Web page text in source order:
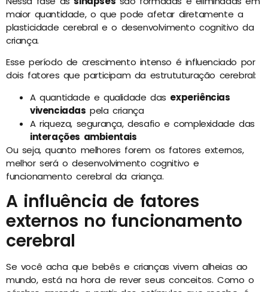
maior quantidade, o que pode afetar diretamente a
plasticidade cerebral e o desenvolvimento cognitivo da
criança.
Esse período de crescimento intenso é influenciado por
dois fatores que participam da estrututuração cerebral:
A quantidade e qualidade das experiências
vivenciadas pela criança
A riqueza, segurança, desafio e complexidade das
interações ambientais
Ou seja, quanto melhores forem os fatores externos,
melhor será o desenvolvimento cognitivo e
funcionamento cerebral da criança.
A influência de fatores
externos no funcionamento
cerebral
Se você acha que bebês e crianças vivem alheias ao
mundo, está na hora de rever seus conceitos. Como o